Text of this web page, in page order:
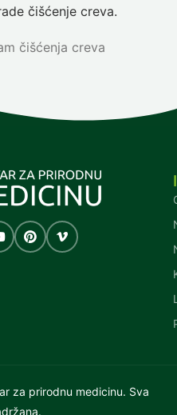
čišćenje creva.
čišćenja creva
za prirodnu medicinu. Sva